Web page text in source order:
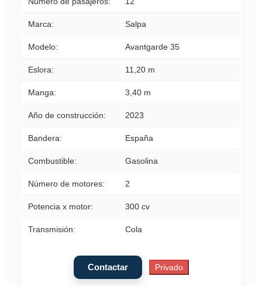
Marca: Salpa
Modelo: Avantgarde 35
Eslora: 11,20 m
Manga: 3,40 m
Año de construcción: 2023
Bandera: España
Combustible: Gasolina
Número de motores: 2
Potencia x motor: 300 cv
Transmisión: Cola